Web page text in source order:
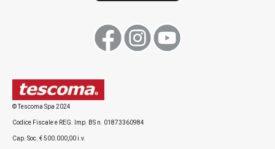
Tutti i prodotti della linea FlexiSPACE
© Tescoma Spa 2024
Codice Fiscale e REG. Imp. BS n. 01873360984
Cap. Soc. € 500.000,00 i.v.